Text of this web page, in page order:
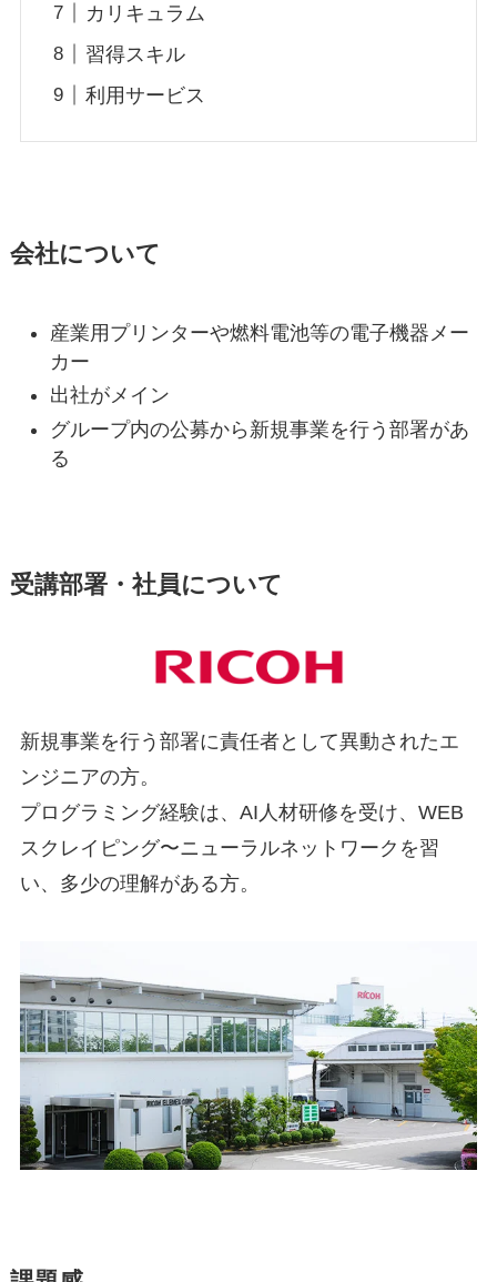
カリキュラム
習得スキル
利用サービス
会社について
産業用プリンターや燃料電池等の電子機器メー
カー
出社がメイン
グループ内の公募から新規事業を行う部署があ
る
受講部署・社員について
新規事業を行う部署に責任者として異動されたエ
ンジニアの方。
プログラミング経験は、AI人材研修を受け、WEB
スクレイピング〜ニューラルネットワークを習
い、多少の理解がある方。